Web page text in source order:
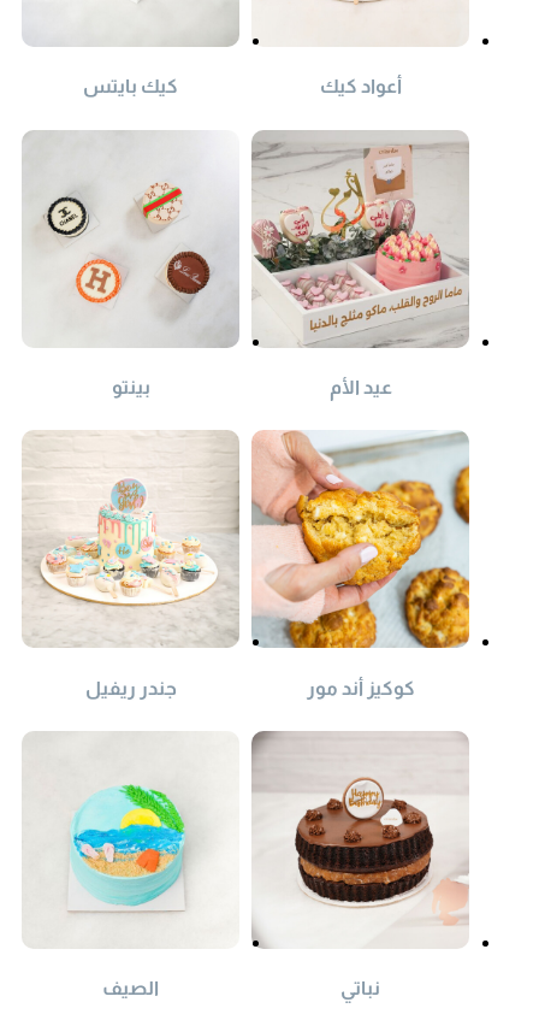
أعواد كيك كيك بايتس
عيد الأم بينتو
كوكيز أند مور جندر ريفيل
نباتي الصيف